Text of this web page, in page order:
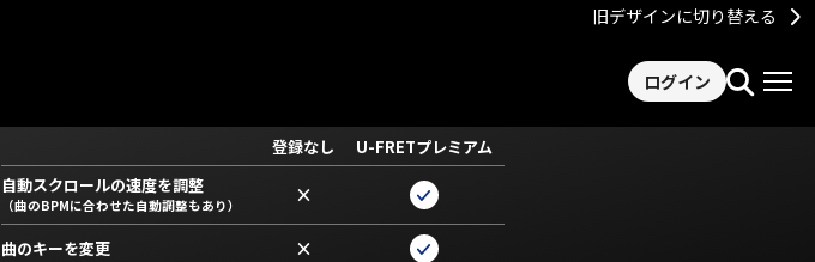
旧デザインに切り替える
ログイン
登録なし
U-FRETプレミアム
自動スクロールの速度を調整
（曲のBPMに合わせた自動調整もあり） ×
曲のキーを変更 ×